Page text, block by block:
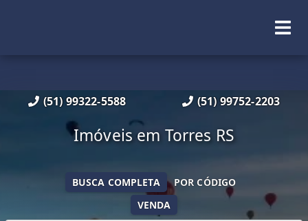
(51) 99322-5588 (51) 99752-2203
Imóveis em Torres RS
VENDA
BUSCA COMPLETA POR CÓDIGO